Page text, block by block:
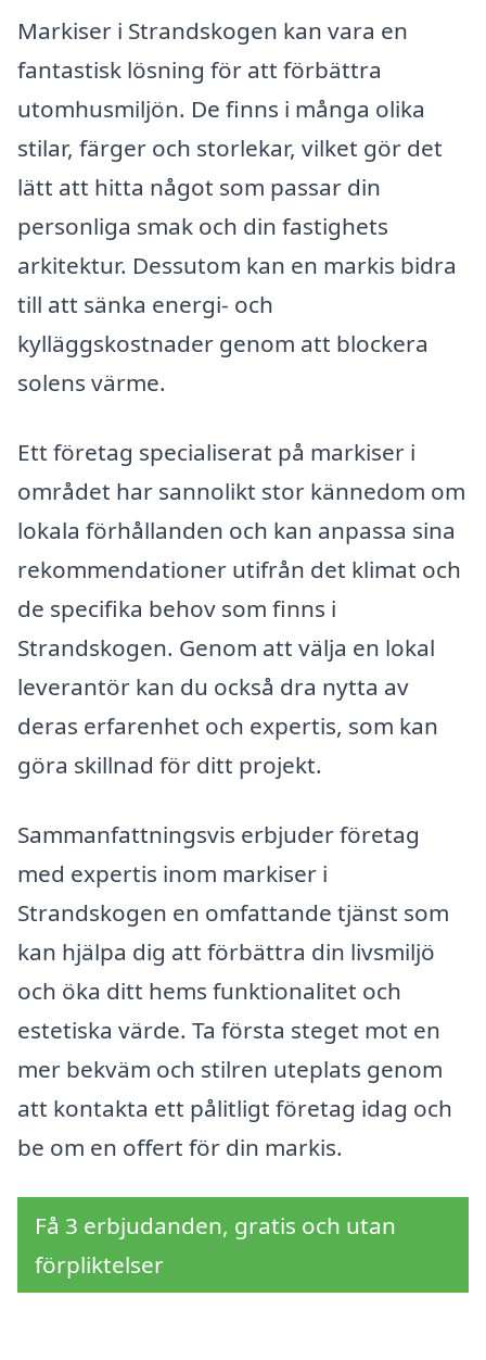
Markiser i Strandskogen kan vara en
fantastisk lösning för att förbättra
utomhusmiljön. De finns i många olika
stilar, färger och storlekar, vilket gör det
lätt att hitta något som passar din
personliga smak och din fastighets
arkitektur. Dessutom kan en markis bidra
till att sänka energi- och
kylläggskostnader genom att blockera
solens värme.
Ett företag specialiserat på markiser i
området har sannolikt stor kännedom om
lokala förhållanden och kan anpassa sina
rekommendationer utifrån det klimat och
de specifika behov som finns i
Strandskogen. Genom att välja en lokal
leverantör kan du också dra nytta av
deras erfarenhet och expertis, som kan
göra skillnad för ditt projekt.
Sammanfattningsvis erbjuder företag
med expertis inom markiser i
Strandskogen en omfattande tjänst som
kan hjälpa dig att förbättra din livsmiljö
och öka ditt hems funktionalitet och
estetiska värde. Ta första steget mot en
mer bekväm och stilren uteplats genom
att kontakta ett pålitligt företag idag och
be om en offert för din markis.
Få 3 erbjudanden, gratis och utan
förpliktelser